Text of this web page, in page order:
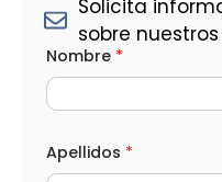
Solicita
sobre
Nombre *
Apellidos *